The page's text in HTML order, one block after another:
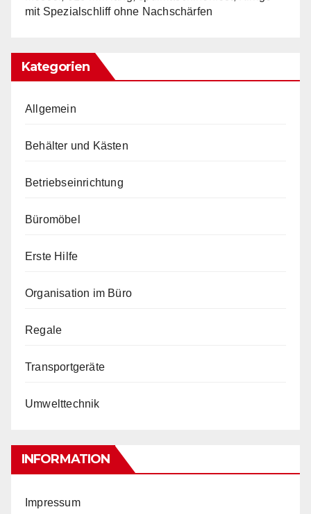
mit Spezialschliff ohne Nachschärfen
Kategorien
Allgemein
Behälter und Kästen
Betriebseinrichtung
Büromöbel
Erste Hilfe
Organisation im Büro
Regale
Transportgeräte
Umwelttechnik
INFORMATION
Impressum